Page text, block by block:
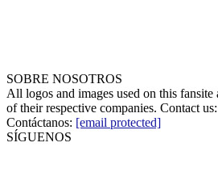
SOBRE NOSOTROS
All logos and images used on this fansite
of their respective companies. Contact us:
Contáctanos: [email protected]
SÍGUENOS